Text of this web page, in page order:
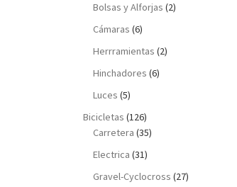
Bolsas y Alforjas (2)
Cámaras (6)
Herrramientas (2)
Hinchadores (6)
Luces (5)
Bicicletas (126)
Carretera (35)
Electrica (31)
Gravel-Cyclocross (27)